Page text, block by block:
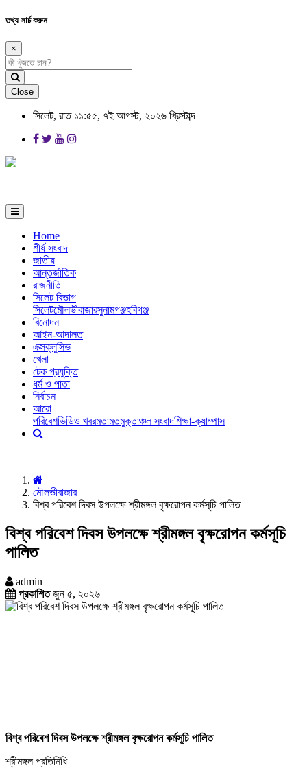
তথ্য সার্চ করুন
×
Close
সিলেট, রাত ১১:৫৫, ৭ই আগস্ট, ২০২৬ খ্রিস্টাব্দ
Home
শীর্ষ সংবাদ
জাতীয়
আন্তর্জাতিক
রাজনীতি
সিলেট বিভাগ
সিলেটমৌলভীবাজারসুনামগঞ্জহবিগঞ্জ
বিনোদন
আইন-আদালত
এক্সক্লুসিভ
খেলা
টেক প্রযুক্তি
ধর্ম ও পাতা
নির্বাচন
আরো
পরিবেশভিডিও খবরমতামতমুক্তাঞ্চল সংবাদশিক্ষা-ক্যাম্পাস
মৌলভীবাজার
বিশ্ব পরিবেশ দিবস উপলক্ষে শ্রীমঙ্গল বৃক্ষরোপন কর্মসূচি পালিত
বিশ্ব পরিবেশ দিবস উপলক্ষে শ্রীমঙ্গল বৃক্ষরোপন কর্মসূচি
পালিত
admin
প্রকাশিতজুন ৫, ২০২৬
বিশ্ব পরিবেশ দিবস উপলক্ষে শ্রীমঙ্গল বৃক্ষরোপন কর্মসূচি পালিত
শ্রীমঙ্গল প্রতিনিধি